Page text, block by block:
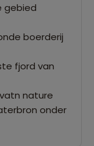
gebied
boerderij
fjord van
nature
onder